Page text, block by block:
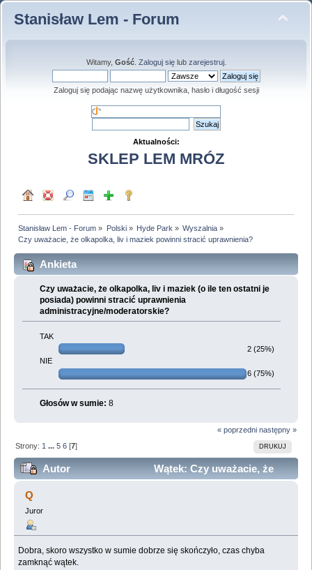
Stanisław Lem - Forum
Witamy, Gość. Zaloguj sięlub zarejestruj.
Zaloguj się podając nazwę użytkownika, hasło i długość sesji
Aktualności:
SKLEP LEM MRÓZ
Stanisław Lem - Forum » Polski» Hyde Park » Wyszalnia »
Czy uważacie, że olkapolka, liv i maziek powinni stracić uprawnienia?
Ankieta
Czy uważacie, że olkapolka, liv i maziek (o ile ten ostatni je
posiada) powinni stracić uprawnienia
administracyjne/moderatorskie?
TAK
2 (25%)
NIE
6 (75%)
Głosów w sumie: 8
« poprzedni następny »
DRUKUJ
Strony: 1 ...5 6 [7]
Autor
Wątek: Czy uważacie, że
olkapolka, liv i maziek powinni stracić uprawnienia?
(Przeczytany 423129 razy)
Q
Juror
Dobra, skoro wszystko w sumie dobrze się skończyło, czas chyba
zamknąć wątek.